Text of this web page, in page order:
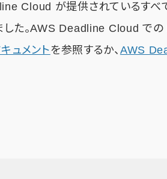
Cloud が提供されているすべ
した。AWS Deadline Cloud で
ュメントを参照するか、 AWS